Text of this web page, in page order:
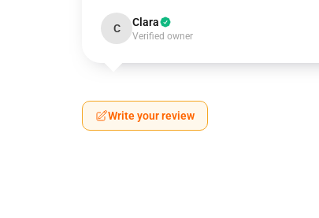
C Clara
Verified owner
Write your review